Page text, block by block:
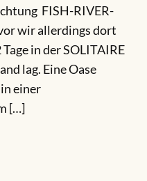
FISH-RIVER-
wir allerdings dort
in der SOLITAIRE
lag. Eine Oase
einer
[…]